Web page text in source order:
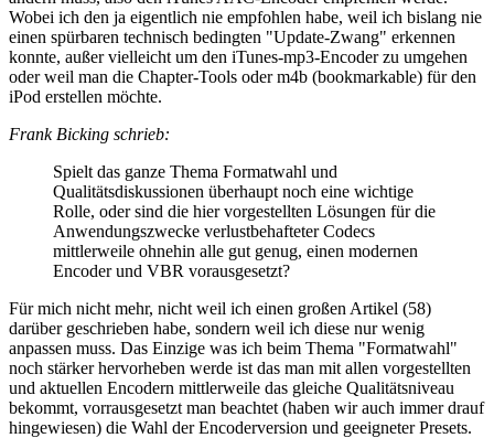
Wobei ich den ja eigentlich nie empfohlen habe, weil ich bislang nie
einen spürbaren technisch bedingten "Update-Zwang" erkennen
konnte, außer vielleicht um den iTunes-mp3-Encoder zu umgehen
oder weil man die Chapter-Tools oder m4b (bookmarkable) für den
iPod erstellen möchte.
Frank Bicking schrieb:
Spielt das ganze Thema Formatwahl und
Qualitätsdiskussionen überhaupt noch eine wichtige
Rolle, oder sind die hier vorgestellten Lösungen für die
Anwendungszwecke verlustbehafteter Codecs
mittlerweile ohnehin alle gut genug, einen modernen
Encoder und VBR vorausgesetzt?
Für mich nicht mehr, nicht weil ich einen großen Artikel (58)
darüber geschrieben habe, sondern weil ich diese nur wenig
anpassen muss. Das Einzige was ich beim Thema "Formatwahl"
noch stärker hervorheben werde ist das man mit allen vorgestellten
und aktuellen Encodern mittlerweile das gleiche Qualitätsniveau
bekommt, vorrausgesetzt man beachtet (haben wir auch immer drauf
hingewiesen) die Wahl der Encoderversion und geeigneter Presets.